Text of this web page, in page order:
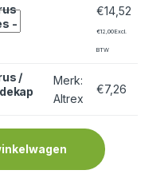
-
€14,52
€12,00Excl.
BTW
Deze optie kan
/
Merk:
Altrex
€7,26